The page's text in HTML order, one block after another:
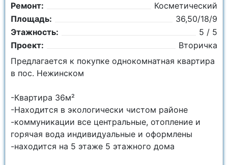
Ремонт:
Косметический
Площадь:
36,50/18/9
Этажность:
5 / 5
Проект:
Вторичка
Предлагается к покупке однокомнатная квартира
в пос. Нежинском
-Квартира 36м²
-Находится в экологически чистом районе
-коммуникации все центральные, отопление и
горячая вода индивидуальные и оформлены
-находится на 5 этаже 5 этажного дома